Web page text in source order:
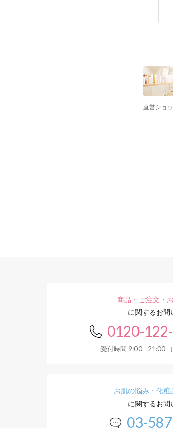
直営ショ
商品・ご注文・
に関するお問
0120-
受付時間 9:00 - 21:00
お肌の悩み・化粧
に関するお問
03-